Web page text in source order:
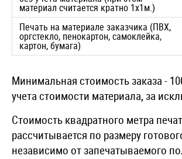
материал считается кратно 1х1м.)
Печать на материале заказчика (ПВХ,
оргстекло, пенокартон, самоклейка,
картон, бумага)
Минимальная стоимость заказа -
учета стоимости материала, за
Стоимость квадратного метра
рассчитывается по размеру
независимо от запечатываемого